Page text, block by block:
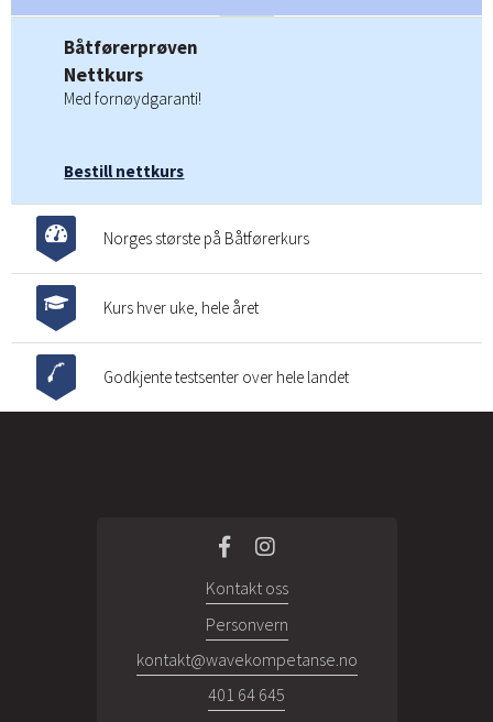
Båtførerprøven
Nettkurs
Med fornøydgaranti!
Bestill nettkurs
Norges største på Båtførerkurs
Kurs hver uke, hele året
Godkjente testsenter over hele landet
Kontakt oss
Personvern
kontakt@wavekompetanse.no
401 64 645